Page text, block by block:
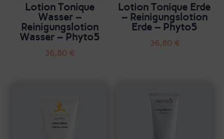
Lotion Tonique
Wasser –
Reinigungslotion
Wasser – Phyto5
36,80 €
Lotion Tonique Erde
– Reinigungslotion
Erde – Phyto5
36,80 €